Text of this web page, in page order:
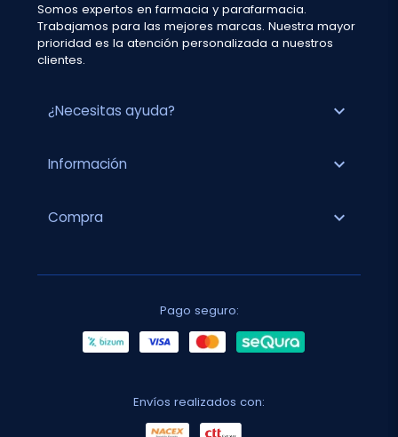
Somos expertos en farmacia y parafarmacia.
Trabajamos para las mejores marcas. Nuestra mayor
prioridad es la atención personalizada a nuestros
clientes.
¿Necesitas ayuda? expand_more
Información expand_more
Compra expand_more
Pago seguro:
Envíos realizados con: